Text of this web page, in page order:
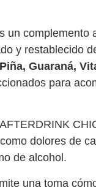
un complemento
y restablecido
Piña, Guaraná,
para
dolores de
de alcohol.
una toma